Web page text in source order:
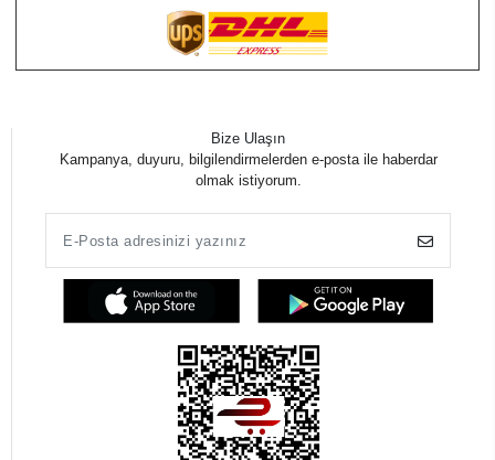
Bize Ulaşın
Kampanya, duyuru, bilgilendirmelerden e-posta ile haberdar
olmak istiyorum.